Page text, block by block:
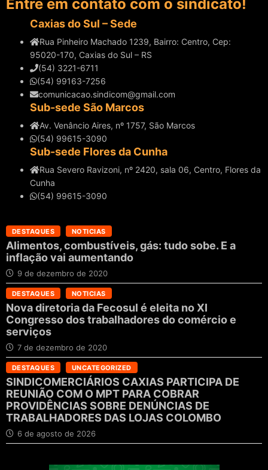
Entre em contato com o sindicato!
Caxias do Sul – Sede
Rua Pinheiro Machado 1239, Bairro: Centro, Cep:
95020-170, Caxias do Sul – RS
(54) 3221-6711
(54) 99163-7256
comunicacao.sindicom@gmail.com
Sub-sede São Marcos
Av. Venâncio Aires, nº 1757, São Marcos
(54) 99615-3090
Sub-sede Flores da Cunha
Rua Severo Ravizoni, nº 2420, sala 06, Centro, Flores da
Cunha
(54) 99615-3090
DESTAQUES NOTICIAS
Alimentos, combustíveis, gás: tudo sobe. E a
inflação vai aumentando
9 de dezembro de 2020
DESTAQUES NOTICIAS
Nova diretoria da Fecosul é eleita no XI
Congresso dos trabalhadores do comércio e
serviços
7 de dezembro de 2020
DESTAQUES UNCATEGORIZED
SINDICOMERCIÁRIOS CAXIAS PARTICIPA DE
REUNIÃO COM O MPT PARA COBRAR
PROVIDÊNCIAS SOBRE DENÚNCIAS DE
TRABALHADORES DAS LOJAS COLOMBO
6 de agosto de 2026